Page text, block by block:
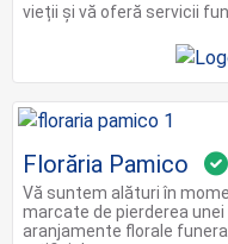
vieții și vă oferă servicii
Florăria Pamico
Vă suntem alături în
marcate de pierderea
aranjamente florale